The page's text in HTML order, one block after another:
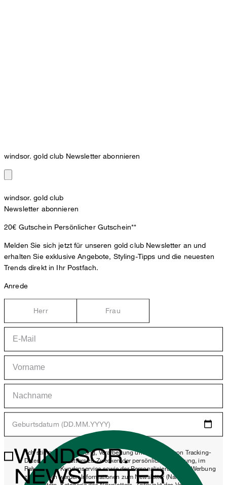
windsor. gold club Newsletter abonnieren
windsor. gold club
Newsletter abonnieren
20€ Gutschein Persönlicher Gutschein**
Melden Sie sich jetzt für unseren gold club Newsletter an und
erhalten Sie exklusive Angebote, Styling-Tipps und die neuesten
Trends direkt in Ihr Postfach.
Anrede
Herr Frau
Geburtsdatum (DD.MM.YYYY)
*Ich stimme der Erhebung, Verarbeitung und Nutzung von Tracking-
Daten des Newsletters zu Zwecken der persönlichen Beratung, im
Rahmen des Kundenservice sowie der Personalisierung von Werbung
zu. Erhoben werden Informationen zum Newsletter (Name des
WINDSOR.
NEWSLETTER